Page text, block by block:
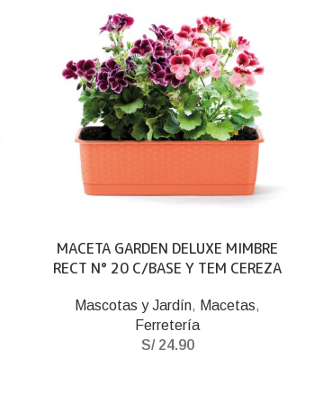
MACETA GARDEN DELUXE MIMBRE
RECT N° 20 C/BASE Y TEM CEREZA
Mascotas y Jardín, Macetas,
Ferretería
S/24.90